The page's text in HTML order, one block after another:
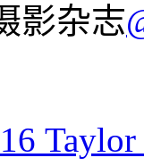
影杂志